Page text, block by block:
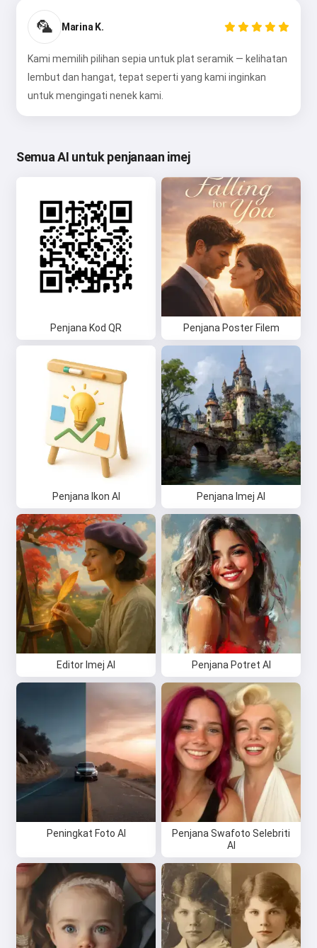
🦜 Marina K.
Kami memilih pilihan sepia untuk plat seramik — kelihatan
lembut dan hangat, tepat seperti yang kami inginkan
untuk mengingati nenek kami.
Semua AI untuk penjanaan imej
Penjana Kod QR Penjana Poster Filem
Penjana Ikon AI Penjana Imej AI
Editor Imej AI Penjana Potret AI
Peningkat Foto AI
Penjana Swafoto Selebriti
AI